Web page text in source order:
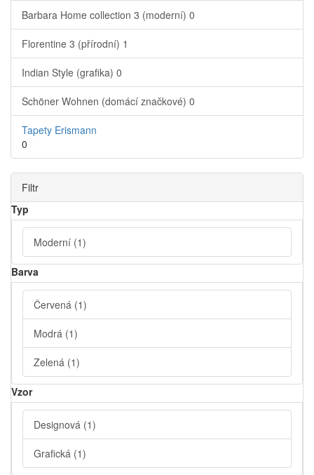
Barbara Home collection 3 (moderní) 0
Florentine 3 (přírodní) 1
Indian Style (grafika) 0
Schöner Wohnen (domácí značkové) 0
Tapety Erismann
0
Filtr
Typ
Moderní (1)
Barva
Červená (1)
Modrá (1)
Zelená (1)
Vzor
Designová (1)
Grafická (1)